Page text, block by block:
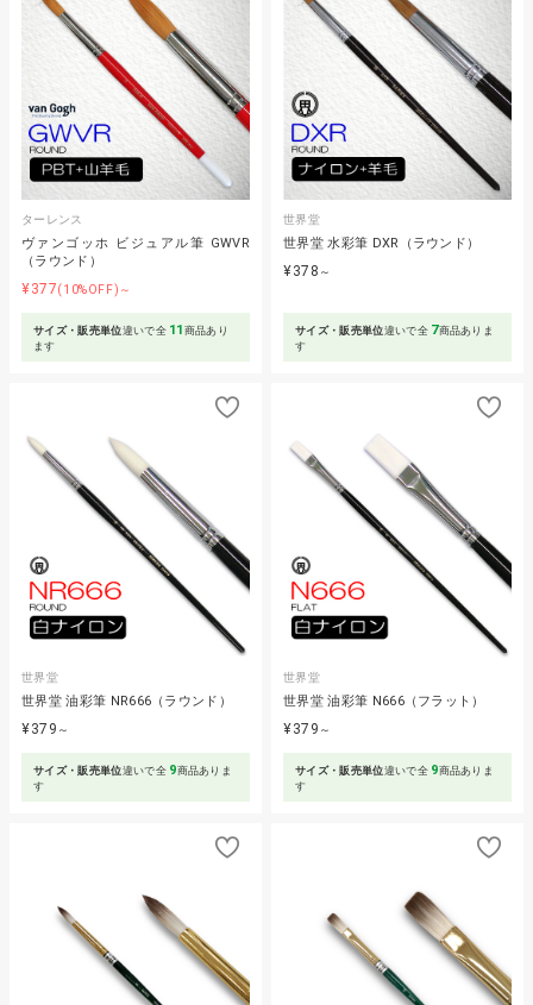
ターレンス
ヴァンゴッホ ビジュアル筆 GWVR
（ラウンド）
¥377(10%OFF)～
サイズ・販売単位違いで全 11 商品あり
ます
世界堂
世界堂 水彩筆 DXR（ラウンド）
¥378 ～
サイズ・販売単位違いで全 7商品ありま
す
世界堂
世界堂 油彩筆 NR666（ラウンド）
¥379 ～
サイズ・販売単位違いで全 9商品ありま
す
世界堂
世界堂 油彩筆 N666（フラット）
¥379 ～
サイズ・販売単位違いで全 9商品ありま
す